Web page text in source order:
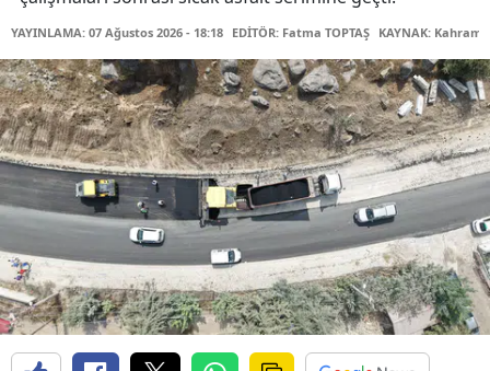
YAYINLAMA: 07 Ağustos 2026 - 18:18 EDİTÖR: Fatma TOPTAŞ KAYNAK: